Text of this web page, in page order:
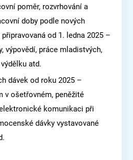
poměr, rozvrhování a
doby podle nových
od 1. ledna 2025 –
výpovědí, práce mladistvých,
atd.
dávek od roku 2025 –
v ošetřovném, peněžité
komunikaci při
dávky vystavované